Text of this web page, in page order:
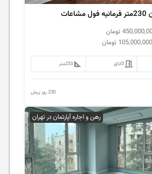
تومان
تومان
3اتاق 233متر
230 روز پیش
رهن و اجاره آپارتمان در تهران